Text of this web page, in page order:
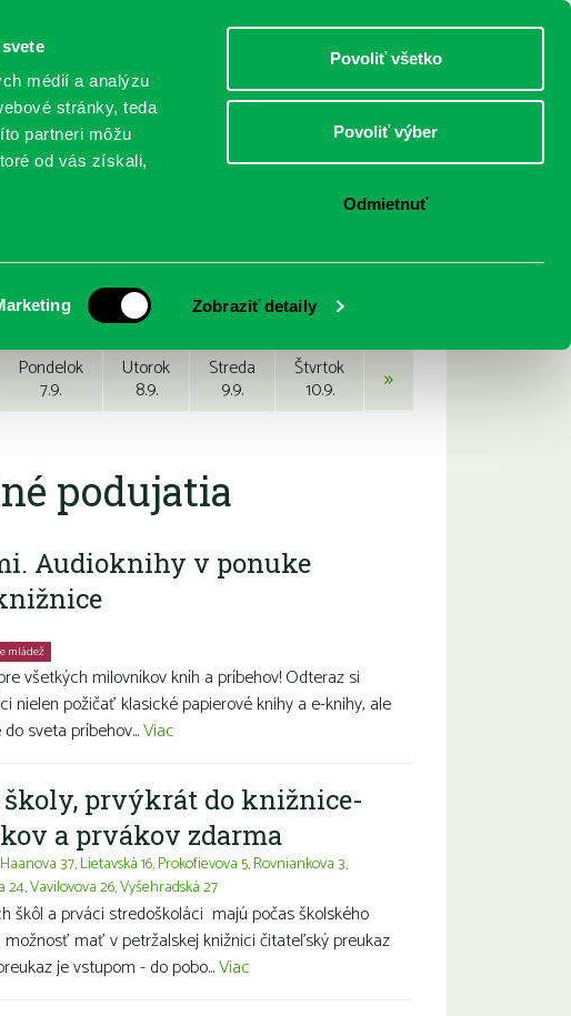
médií a analýzu
stránky, teda
partneri môžu
od vás získali,
Zobraziť detaily
Povoliť všetko
Povoliť výber
Odmietnuť
DOSPELÍ
O KNIŽNICI
Pondelok
7.9.
Utorok
8.9.
Streda
9.9.
Štvrtok
10.9. »
podujatia
Audioknihy v ponuke
mládež
všetkých milovníkov kníh a príbehov! Odteraz si
nielen požičať klasické papierové knihy a e-knihy, ale
sveta príbehov...Viac
prvýkrát do knižnice-
a prvákov zdarma
Haanova 37,Lietavská 16,Prokofievova 5,Rovniankova 3,
24,Vavilovova 26,Vyšehradská 27
škôl a prváci stredoškoláci majú počas školského
mať v petržalskej knižnici čitateľský preukaz
je vstupom - do pobo...Viac